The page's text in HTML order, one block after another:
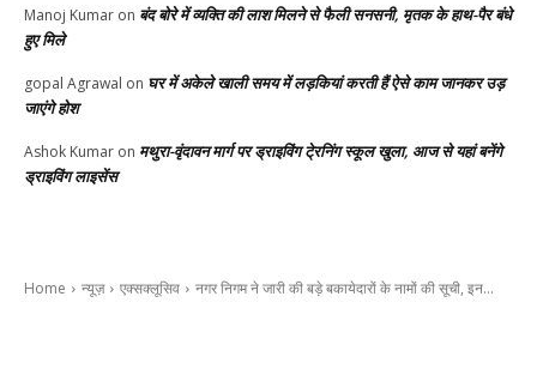
Manoj Kumar on बंद बोरे में व्यक्ति की लाश मिलने से फैली सनसनी, मृतक के हाथ-पैर बंधे
हुए मिले
gopal Agrawal on घर में अकेले खाली समय में लड़कियां करती हैं ऐसे काम जानकर उड़
जाएंगे होश
Ashok Kumar on मथुरा-वृंदावन मार्ग पर ड्राइविंग टे्रनिंग स्कूल खुला, आज से यहां बनेंगे
ड्राइविंग लाइसेंस